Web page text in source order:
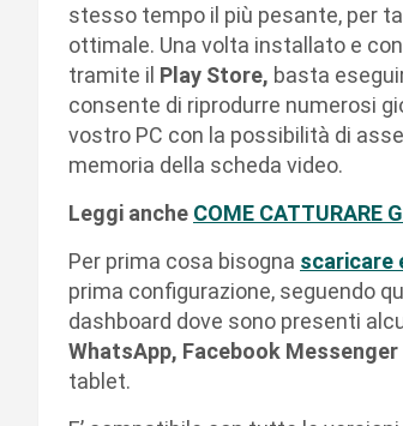
stesso tempo il più pesante, per
ottimale. Una volta installato e
tramite il Play Store, basta
consente di riprodurre numerosi
vostro PC con la possibilità di
memoria della scheda video.
Leggi anche COME CATTURARE
Per prima cosa bisogna scaricare
prima configurazione, seguendo
dashboard dove sono presenti
WhatsApp, Facebook Messenger
tablet.